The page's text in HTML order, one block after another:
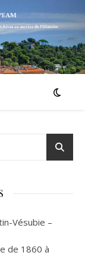
Vésubie –
de 1860 à